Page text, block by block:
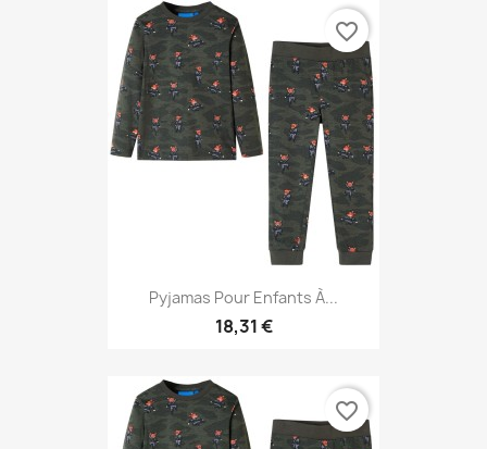
Pyjamas Pour Enfants À...
18,31 €
favorite_border
favorite_border